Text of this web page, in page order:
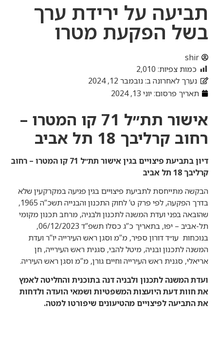
תביעה על ירידת ערך
בשל הפקעת מטרו
shir
כמות צפיות: 2,010
נערך לאחרונה ב: נובמבר 12, 2024
תאריך פרסום:יוני 13, 2024
אישור תת״ל 71 קו המטרו –
רחוב קרליבך 18 תל אביב
דיון בתביעת פיצויים בגין אישור תת״ל 71 קו המטרו – רחוב
קרליבך 18 תל אביב
הבקשה מתייחסת לתביעת פיצויים בגין פגיעה במקרקעין שלא
בדרך הפקעה, לפי פרק ט’ לחוק התכנון והבנייה תשכ”ה 1965,
שהובאה בפני ועדת המשנה לתכנון ולבניה, מרחב תכנון מקומי
תל-אביב – יפו, בתאריך כ”ג כסלו תשפ”ד 06/12/2023,
בנוכחות עו״ד דורון ספיר, מ”מ וסגן ראש העירייה יו”ר ועדת
המשנה לתכנון ובניה, מיטל להבי, סגנית ראש העירייה, חן
אריאלי, סגנית ראש העירייה וחיים גורן, מ”מ וסגן ראש העיריה.
ועדת המשנה לתכנון ולבניה דנה בתוכנית והחליטהלאמץ
את חוות דעת היועצות המשפטיות ושמאי הועדה ולדחות
את התביעה לפיצויים מהטיעונים שיפורטו למטה.